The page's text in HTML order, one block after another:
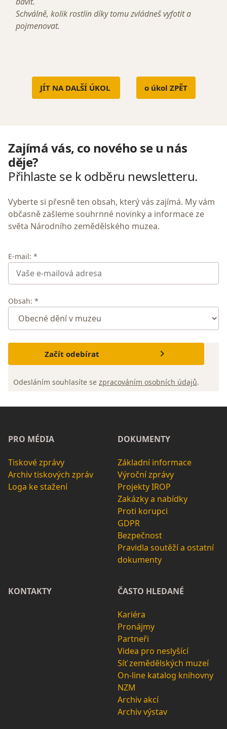
Schválně, kolik rostlin díky tomu zvládneš vyfotit a
pojmenovat.
JÍT NA DALŠÍ ÚKOL o úkol ZPĚT
Zajímá vás, co nového se u nás
děje?
Přihlaste se k odběru newsletteru.
Vyberte si přesně ten obsah, který vás zajímá. My vám
občasně zašleme souhrnné novinky a informace ze
světa Národního zemědělského muzea.
E-mail: *
Obsah: *
Začít odebírat
Odesláním souhlasíte se zpracováním osobních údajů.
PRO MÉDIA
Tiskové zprávy
Archiv tiskových zpráv
Loga ke stažení
DOKUMENTY
Základní informace
Výroční zprávy
Projekty IROP
Zakázky a nabídky
Proti korupci
GDPR
Bezpečnost
Pravidla soutěží a ostatní
dokumenty
KONTAKTY ČASTO HLEDANÉ
Kariéra
Pronájmy
Partneři
Videa pro neslyšící
Síť zemědělských muzeí
On-line katalog knihovny
NZM
Archiv akcí
Archiv výstav